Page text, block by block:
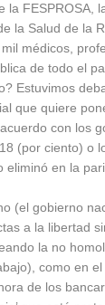
la FESPROSA,
la Salud de la
médicos,
de todo el
Estuvimos
que quiere
con los
(por ciento) o
eliminó en la
(el gobierno
a la libertad
la no
como en
de los